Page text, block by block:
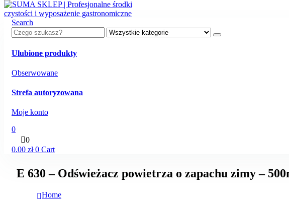
Search
Ulubione produkty
Obserwowane
Strefa autoryzowana
Moje konto
0
0
0.00 zł 0 Cart
E 630 – Odświeżacz powietrza o zapachu zimy –
Home